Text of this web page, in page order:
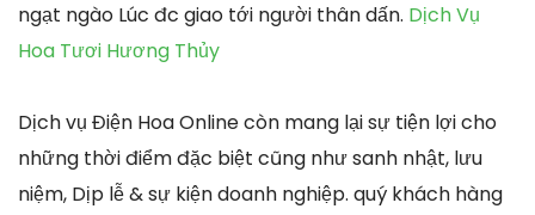
ngạt ngào Lúc đc giao tới người thân dấn. Dịch Vụ
Hoa Tươi Hương Thủy
Dịch vụ Điện Hoa Online còn mang lại sự tiện lợi cho
những thời điểm đặc biệt cũng như sanh nhật, lưu
niệm, Dịp lễ & sự kiện doanh nghiệp. quý khách hàng